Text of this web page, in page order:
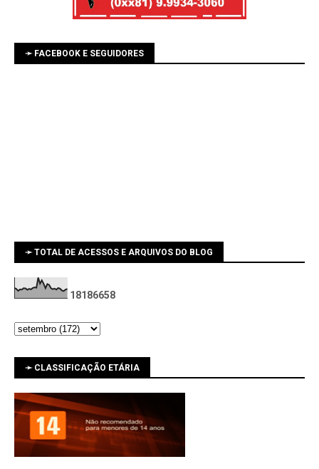
➛ FACEBOOK E SEGUIDORES
➛ TOTAL DE ACESSOS E ARQUIVOS DO BLOG
18186658
➛ CLASSIFICAÇÃO ETÁRIA